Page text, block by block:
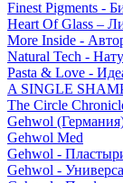
Finest Pigments -
Heart Of Glass –
More Inside -
Natural Tech -
Pasta & Love -
A SINGLE
The Circle
Gehwol
Gehwol Med
Gehwol -
Gehwol -